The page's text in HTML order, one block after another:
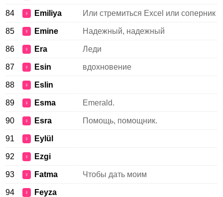
84 ♀ Emiliya Или стремиться Excel или соперник
85 ♀ Emine Надежный, надежный
86 ♀ Era Леди
87 ♀ Esin вдохновение
88 ♀ Eslin
89 ♀ Esma Emerald.
90 ♀ Esra Помощь, помощник.
91 ♀ Eylül
92 ♀ Ezgi
93 ♀ Fatma Чтобы дать моим
94 ♀ Feyza